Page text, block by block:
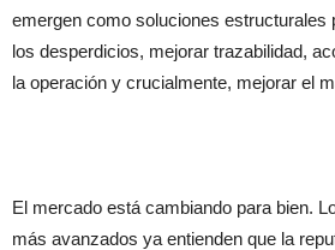
emergen como soluciones estructurales
los desperdicios, mejorar trazabilidad,
la operación y crucialmente, mejorar el
El mercado está cambiando para bien.
más avanzados ya entienden que la